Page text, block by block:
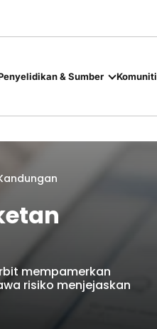
& Sumber Komuniti
mempamerkan
risiko menjejaskan